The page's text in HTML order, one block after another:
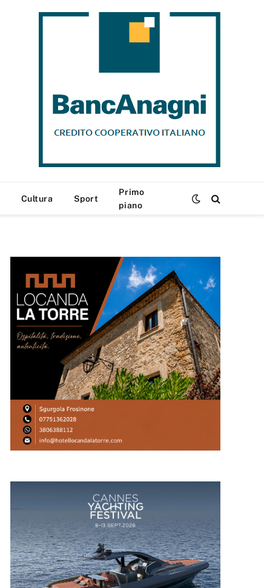
Cultura Sport
Primo
piano